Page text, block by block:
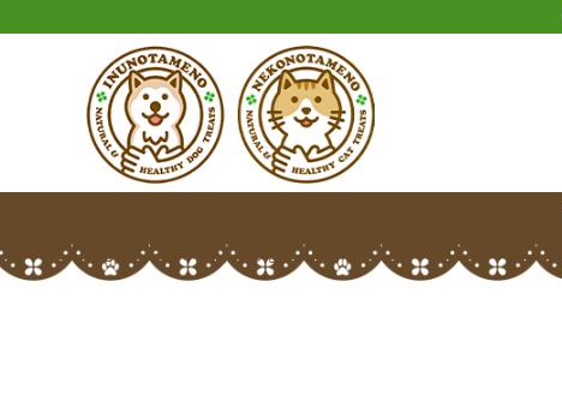
HOME つむりりさんのレビュー